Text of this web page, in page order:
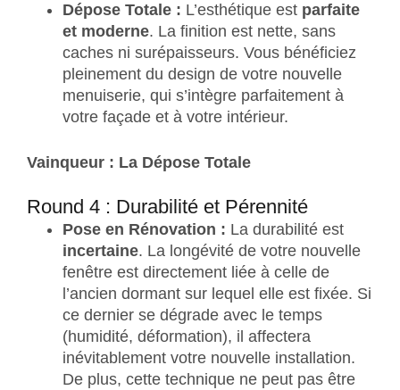
Dépose Totale : L’esthétique est parfaite
et moderne. La finition est nette, sans
caches ni surépaisseurs. Vous bénéficiez
pleinement du design de votre nouvelle
menuiserie, qui s’intègre parfaitement à
votre façade et à votre intérieur.
Vainqueur : La Dépose Totale
Round 4 : Durabilité et Pérennité
Pose en Rénovation : La durabilité est
incertaine. La longévité de votre nouvelle
fenêtre est directement liée à celle de
l’ancien dormant sur lequel elle est fixée. Si
ce dernier se dégrade avec le temps
(humidité, déformation), il affectera
inévitablement votre nouvelle installation.
De plus, cette technique ne peut pas être